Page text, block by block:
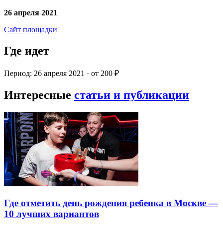
26 апреля 2021
Сайт площадки
Где идет
Период: 26 апреля 2021 · от 200 ₽
Интересные статьи и публикации
Где отметить день рождения ребенка в Москве —
10 лучших вариантов